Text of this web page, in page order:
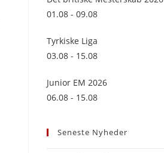
01.08 - 09.08
Tyrkiske Liga
03.08 - 15.08
Junior EM 2026
06.08 - 15.08
Seneste Nyheder